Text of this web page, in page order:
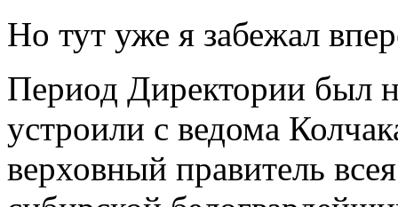
Но тут уже я забежал
Период Директории был
устроили с ведома
верховный правитель